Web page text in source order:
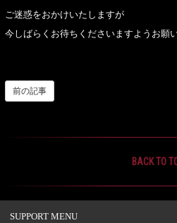
ご迷惑をおかけいたしますが
今しばらくお待ちくださいますようお願
前の記事
BACK TO
SUPPORT MENU